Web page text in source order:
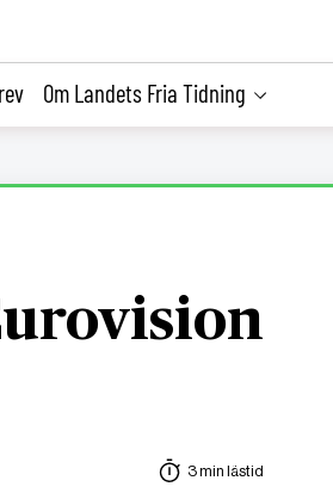
Om Landets Fria Tidning
3 min lästid